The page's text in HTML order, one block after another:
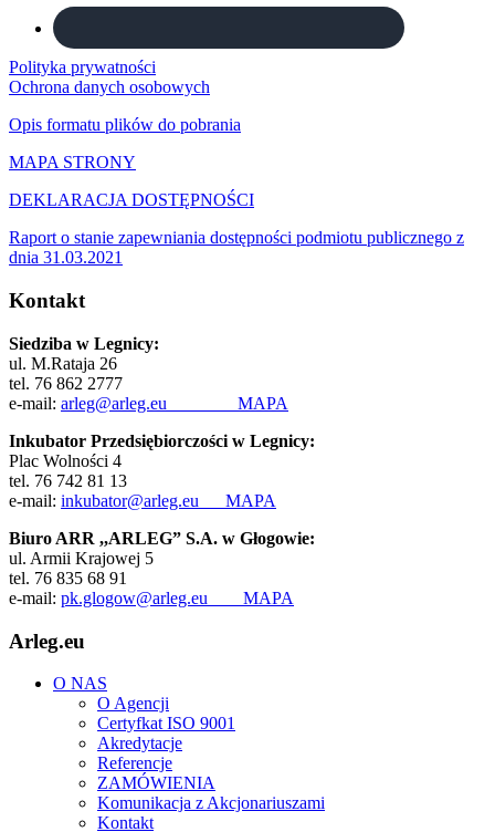
Polityka prywatności
Ochrona danych osobowych
Opis formatu plików do pobrania
MAPA STRONY
DEKLARACJA DOSTĘPNOŚCI
Raport o stanie zapewniania dostępności podmiotu publicznego z
dnia 31.03.2021
Kontakt
Siedziba w Legnicy:
ul. M.Rataja 26
tel. 76 862 2777
e-mail: arleg@arleg.eu MAPA
Inkubator Przedsiębiorczości w Legnicy:
Plac Wolności 4
tel. 76 742 81 13
e-mail: inkubator@arleg.eu MAPA
Biuro ARR ,,ARLEG” S.A. w Głogowie:
ul. Armii Krajowej 5
tel. 76 835 68 91
e-mail: pk.glogow@arleg.eu MAPA
Arleg.eu
O NAS
O Agencji
Certyfkat ISO 9001
Akredytacje
Referencje
ZAMÓWIENIA
Komunikacja z Akcjonariuszami
Kontakt